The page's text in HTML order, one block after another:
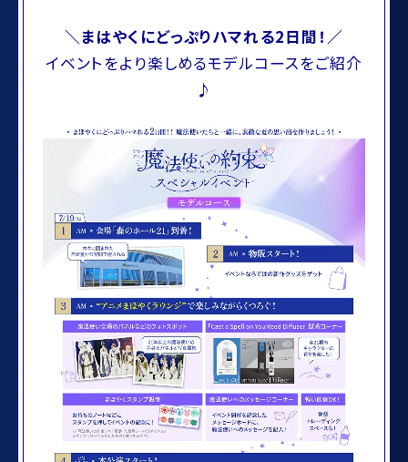
＼まはやくにどっぷりハマれる2日間！／
イベントをより楽しめるモデルコースをご紹介
♪